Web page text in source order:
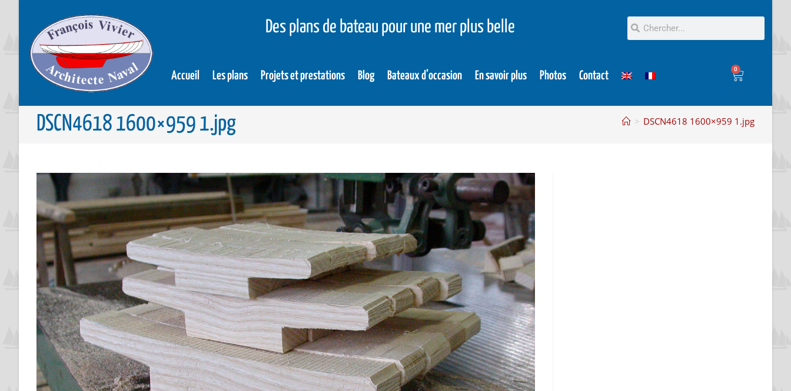
Des plans de bateau pour une mer plus belle
Accueil Les plans Projets et prestations Blog Bateaux d’occasion En savoir plus Photos Contact
0
DSCN4618 1600×959 1.jpg > DSCN4618 1600×959 1.jpg